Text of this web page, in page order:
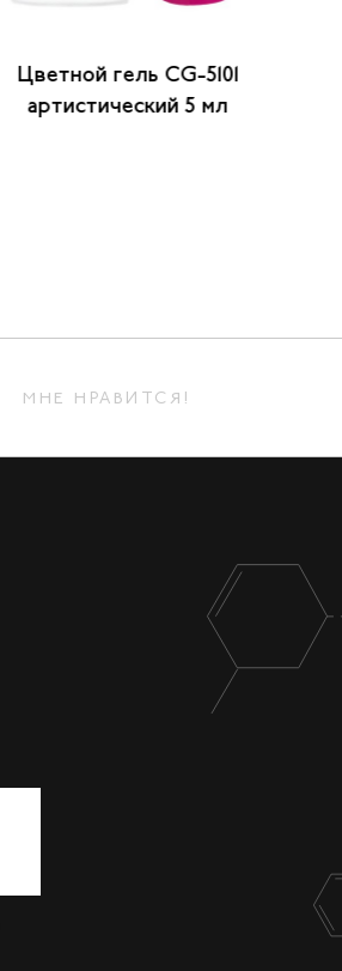
Цветной гель CG-5101
артистический 5 мл
МНЕ НРАВИТСЯ!